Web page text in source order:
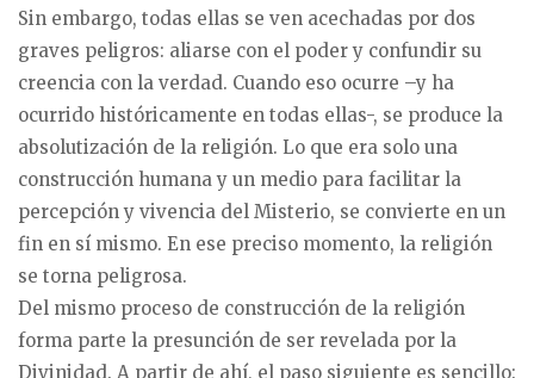
Sin embargo, todas ellas se ven acechadas por dos
graves peligros: aliarse con el poder y confundir su
creencia con la verdad. Cuando eso ocurre –y ha
ocurrido históricamente en todas ellas-, se produce la
absolutización de la religión. Lo que era solo una
construcción humana y un medio para facilitar la
percepción y vivencia del Misterio, se convierte en un
fin en sí mismo. En ese preciso momento, la religión
se torna peligrosa.
Del mismo proceso de construcción de la religión
forma parte la presunción de ser revelada por la
Divinidad. A partir de ahí, el paso siguiente es sencillo: